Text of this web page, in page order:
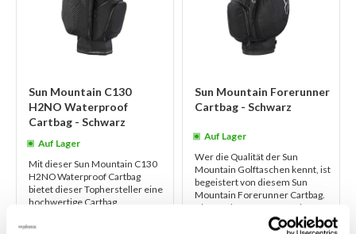
Sun Mountain C130
H2NO Waterproof
Cartbag - Schwarz
Auf Lager
Mit dieser Sun Mountain C130
H2NO Waterproof Cartbag
bietet dieser Tophersteller eine
hochwertige Cartbag.
eine sehr funk...
Sun Mountain Forerunner
Cartbag - Schwarz
Auf Lager
Wer die Qualität der Sun
Mountain Golftaschen kennt, ist
begeistert von diesem Sun
Mountain Forerunner Cartbag.
Diese schwarze, geräumige
weiterlesen